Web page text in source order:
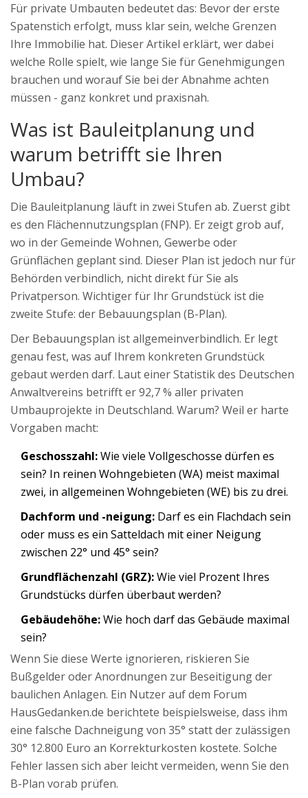
Für private Umbauten bedeutet das: Bevor der erste
Spatenstich erfolgt, muss klar sein, welche Grenzen
Ihre Immobilie hat. Dieser Artikel erklärt, wer dabei
welche Rolle spielt, wie lange Sie für Genehmigungen
brauchen und worauf Sie bei der Abnahme achten
müssen - ganz konkret und praxisnah.
Was ist Bauleitplanung und
warum betrifft sie Ihren
Umbau?
Die Bauleitplanung läuft in zwei Stufen ab. Zuerst gibt
es den Flächennutzungsplan (FNP). Er zeigt grob auf,
wo in der Gemeinde Wohnen, Gewerbe oder
Grünflächen geplant sind. Dieser Plan ist jedoch nur für
Behörden verbindlich, nicht direkt für Sie als
Privatperson. Wichtiger für Ihr Grundstück ist die
zweite Stufe: der Bebauungsplan (B-Plan).
Der Bebauungsplan ist allgemeinverbindlich. Er legt
genau fest, was auf Ihrem konkreten Grundstück
gebaut werden darf. Laut einer Statistik des Deutschen
Anwaltvereins betrifft er 92,7 % aller privaten
Umbauprojekte in Deutschland. Warum? Weil er harte
Vorgaben macht:
Geschosszahl:Wie viele Vollgeschosse dürfen es
sein? In reinen Wohngebieten (WA) meist maximal
zwei, in allgemeinen Wohngebieten (WE) bis zu drei.
Dachform und -neigung: Darf es ein Flachdach sein
oder muss es ein Satteldach mit einer Neigung
zwischen 22° und 45° sein?
Grundflächenzahl (GRZ):Wie viel Prozent Ihres
Grundstücks dürfen überbaut werden?
Gebäudehöhe:Wie hoch darf das Gebäude maximal
sein?
Wenn Sie diese Werte ignorieren, riskieren Sie
Bußgelder oder Anordnungen zur Beseitigung der
baulichen Anlagen. Ein Nutzer auf dem Forum
HausGedanken.de berichtete beispielsweise, dass ihm
eine falsche Dachneigung von 35° statt der zulässigen
30° 12.800 Euro an Korrekturkosten kostete. Solche
Fehler lassen sich aber leicht vermeiden, wenn Sie den
B-Plan vorab prüfen.